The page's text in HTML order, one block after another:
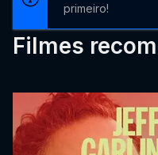
primeiro!
Filmes